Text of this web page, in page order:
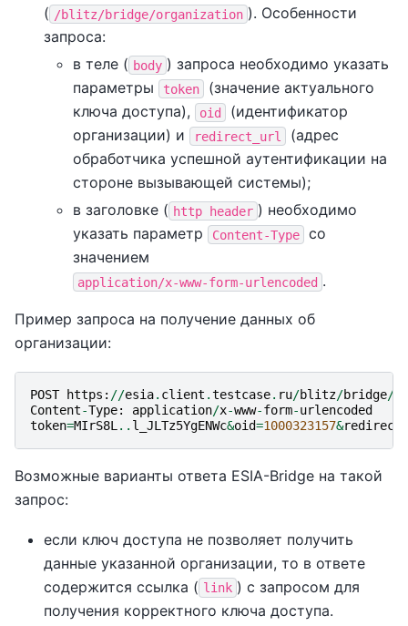
( /blitz/bridge/organization ). Особенности
запроса:
в теле ( body ) запроса необходимо указать
параметры
token
(значение актуального
ключа доступа),
oid
(идентификатор
организации) и
redirect_url
(адрес
обработчика успешной аутентификации на
стороне вызывающей системы);
в заголовке ( http header ) необходимо
указать параметр
Content-Type
со
значением
application/x-www-form-urlencoded .
Пример запроса на получение данных об
организации:
POST https : //esia. client .testcase. ru/blitz/bridge/
Content-Type: application/x-www-form-urlencoded
token=MIrS8L .. l_JLTz5YgENWc&oid=1000323157&
Возможные варианты ответа ESIA-Bridge на такой
запрос:
если ключ доступа не позволяет получить
данные указанной организации, то в ответе
содержится ссылка ( link ) с запросом для
получения корректного ключа доступа.